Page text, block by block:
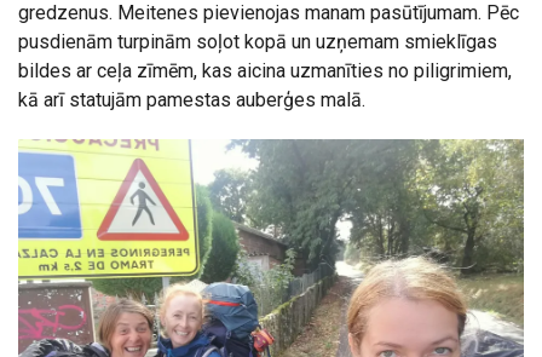
gredzenus. Meitenes pievienojas manam pasūtījumam. Pēc
pusdienām turpinām soļot kopā un uzņemam smieklīgas
bildes ar ceļa zīmēm, kas aicina uzmanīties no piligrimiem,
kā arī statujām pamestas auberģes malā.